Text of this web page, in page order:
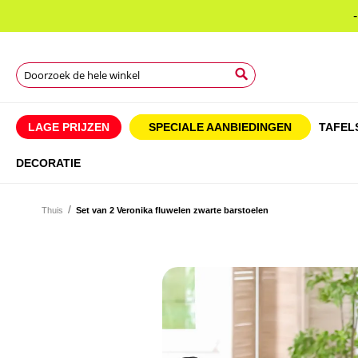
Search
LAGE PRIJZEN SPECIALE AANBIEDINGEN
DECORATIE
Thuis Set van 2 Veronika fluwelen zwarte barstoelen